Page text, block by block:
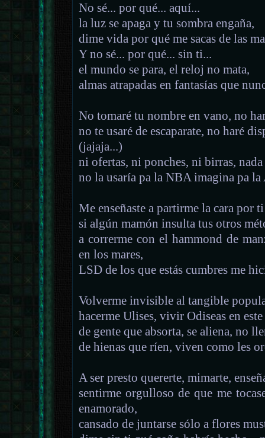
No sé... por qué... aquí...
la luz se apaga y tu sombra engaña,
dime vida por qué me sacas de las
Y no sé... por qué... sin ti...
el mundo se para, el reloj no mata,
almas atrapadas en fantasías que
No tomaré tu nombre en vano, no
no te usaré de escaparate, no haré
(jajaja...)
ni ofertas, ni ponches, ni birras,
no la usaría pa la NBA imagina pa
Me enseñaste a partirme la cara por
si algún mamón insulta tus otros
a correrme con el hammond de
en los mares,
LSD de los que estás cumbres me
Volverme invisible al tangible
hacerme Ulises, vivir Odiseas en
de gente que absorta, se aliena, no
de hienas que ríen, viven como les
A ser presto quererte, mimarte,
sentirme orgulloso de que me
enamorado,
cansado de juntarse sólo a flores